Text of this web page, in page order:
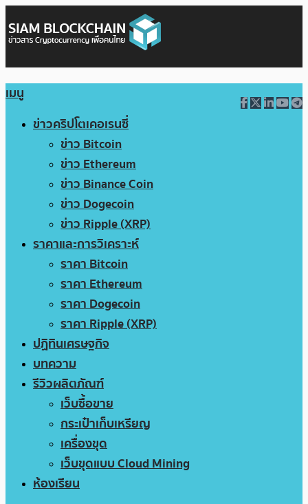
เมนู
ข่าวคริปโตเคอเรนซี่
ข่าว Bitcoin
ข่าว Ethereum
ข่าว Binance Coin
ข่าว Dogecoin
ข่าว Ripple (XRP)
ราคาและการวิเคราะห์
ราคา Bitcoin
ราคา Ethereum
ราคา Dogecoin
ราคา Ripple (XRP)
ปฏิทินเศรษฐกิจ
บทความ
รีวิวผลิตภัณฑ์
เว็บซื้อขาย
กระเป๋าเก็บเหรียญ
เครื่องขุด
เว็บขุดแบบ Cloud Mining
ห้องเรียน